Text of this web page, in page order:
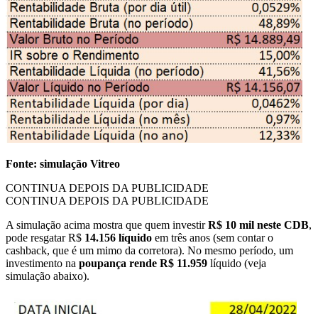
Fonte: simulação Vitreo
CONTINUA DEPOIS DA PUBLICIDADE
CONTINUA DEPOIS DA PUBLICIDADE
A simulação acima mostra que quem investirR$ 10 mil neste CDB,
pode resgatar R$ 14.156 líquido em três anos (sem contar o
cashback, que é um mimo da corretora). No mesmo período, um
investimento na poupança rende R$ 11.959 líquido (veja
simulação abaixo).